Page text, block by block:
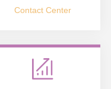
Contact Center